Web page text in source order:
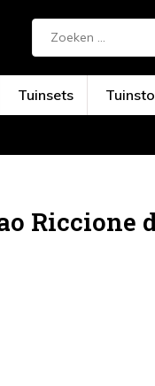
Tuinsets
Riccione